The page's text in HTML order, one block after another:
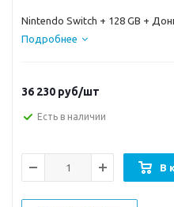
Nintendo Switch + 128 GB +
Подробнее
36 230 руб/шт
Есть в наличии
В